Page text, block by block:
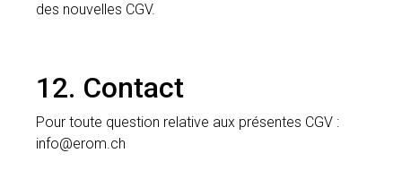
des nouvelles CGV.
12. Contact
Pour toute question relative aux présentes CGV :
info@erom.ch